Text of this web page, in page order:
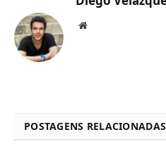
Website
POSTAGENS RELACIONADAS